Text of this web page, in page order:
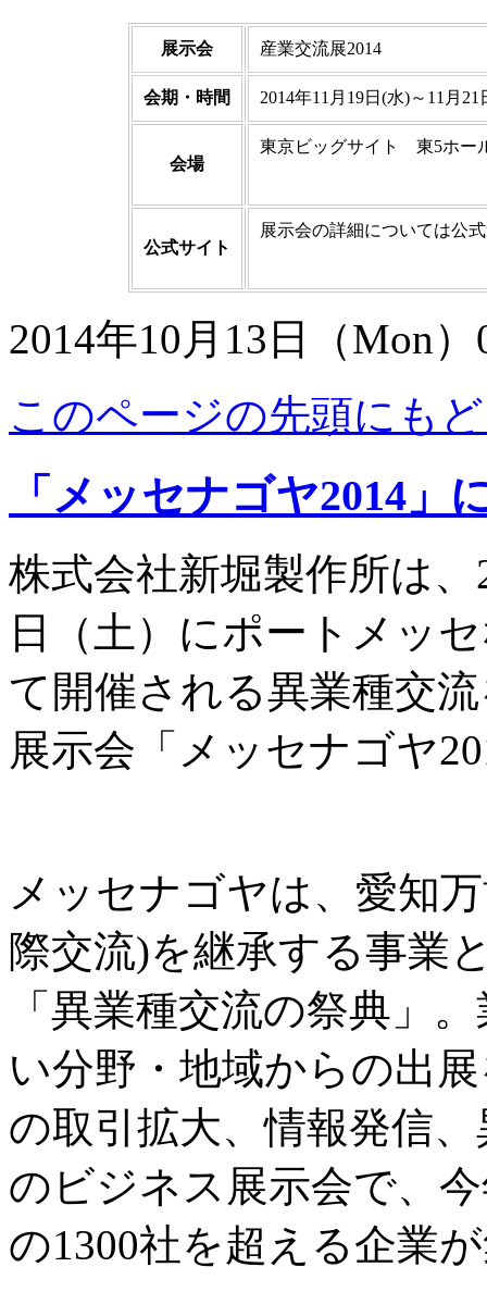
展示会 産業交流展2014
会期・時間 2014年11月19日(水)～11月
会場
東京ビッグサイト 東5ホ
公式サイト
展示会の詳細については公
2014年10月13日（Mon
このページの先頭にも
「メッセナゴヤ2014」
株式会社新堀製作所は
日（土）にポートメッ
て開催される異業種交
展示会「メッセナゴヤ
メッセナゴヤは、愛知
際交流)を継承する事業
「異業種交流の祭典」
い分野・地域からの出
の取引拡大、情報発信
のビジネス展示会で、
の1300社を超える企業